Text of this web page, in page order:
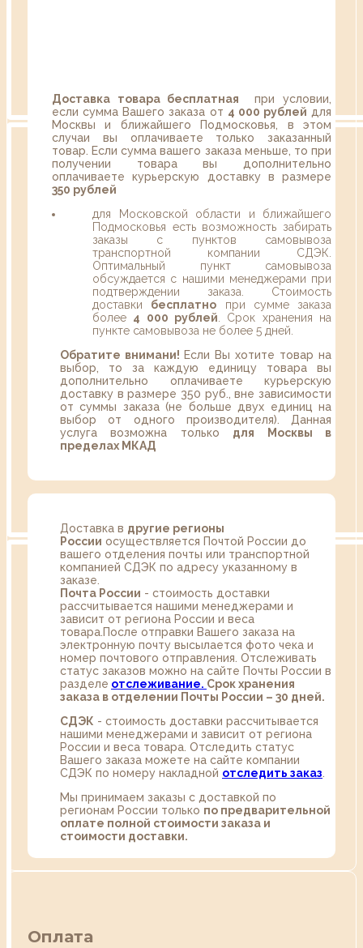
Доставка товара бесплатная при условии,
если сумма Вашего заказа от 4 000 рублей для
Москвы и ближайшего Подмосковья, в этом
случаи вы оплачиваете только заказанный
товар. Если сумма вашего заказа меньше, то при
получении товара вы дополнительно
оплачиваете курьерскую доставку в размере
350 рублей
для Московской области и ближайшего
Подмосковья есть возможность забирать
заказы с пунктов самовывоза
транспортной компании СДЭК.
Оптимальный пункт самовывоза
обсуждается с нашими менеджерами при
подтверждении заказа. Стоимость
доставки бесплатно при сумме заказа
более 4 000 рублей . Срок хранения на
пункте самовывоза не более 5 дней.
Обратите внимани! Если Вы хотите товар на
выбор, то за каждую единицу товара вы
дополнительно оплачиваете курьерскую
доставку в размере 350 руб., вне зависимости
от суммы заказа (не больше двух единиц на
выбор от одного производителя). Данная
услуга возможна только для Москвы в
пределах МКАД
Доставка в другие регионы
России осуществляется Почтой России до
вашего отделения почты или транспортной
компанией СДЭК по адресу указанному в
заказе.
Почта России - стоимость доставки
рассчитывается нашими менеджерами и
зависит от региона России и веса
товара.После отправки Вашего заказа на
электронную почту высылается фото чека и
номер почтового отправления. Отслеживать
статус заказов можно на сайте Почты России в
разделе oтслеживание. Срок хранения
заказа в отделении Почты России – 30 дней.
СДЭК - стоимость доставки рассчитывается
нашими менеджерами и зависит от региона
России и веса товара. Отследить статус
Вашего заказа можете на сайте компании
СДЭК по номеру накладной отследить заказ
Мы принимаем заказы с доставкой по
регионам России только по предварительной
оплате полной стоимости заказа и
стоимости доставки.
Оплата